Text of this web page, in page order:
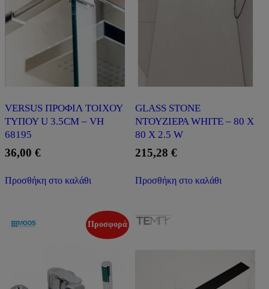
VERSUS ΠΡΟΦΙΛ ΤΟΙΧΟΥ
ΤΥΠΟΥ U 3.5CM – VH
68195
36,00 €
Προσθήκη στο καλάθι
GLASS STONE
ΝΤΟΥΖΙΕΡΑ WHITE – 80 X
80 X 2.5 W
215,28 €
Προσθήκη στο καλάθι
Προσφορά